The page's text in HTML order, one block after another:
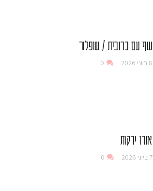
עוף עם כרובית / שופלור
8 ביוני 2026 0
אורז ירקות
7 ביוני 2026 0